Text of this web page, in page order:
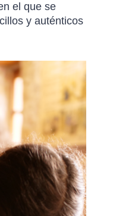
el que se
y auténticos